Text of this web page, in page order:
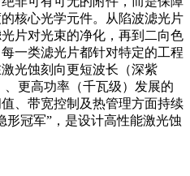
核心光学元件。从陷波滤光片
片对光束的净化，再到二向色
一类滤光片都针对特定的工程
光蚀刻向更短波长（深紫
更高功率（千瓦级）发展的
、带宽控制及热管理方面持续
形冠军”，是设计高性能激光蚀